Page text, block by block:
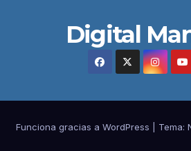
Digital
Funciona gracias a WordPress Tema: